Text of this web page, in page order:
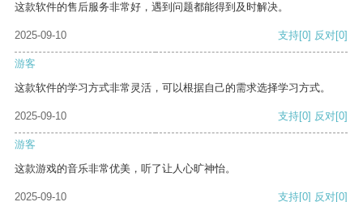
这款软件的售后服务非常好，遇到问题都能得到及时解决。
2025-09-10 支持[0] 反对[0]
游客
这款软件的学习方式非常灵活，可以根据自己的需求选择学习方式。
2025-09-10 支持[0] 反对[0]
游客
这款游戏的音乐非常优美，听了让人心旷神怡。
2025-09-10 支持[0] 反对[0]